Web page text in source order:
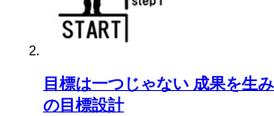
目標は一つじゃない 成果を生
の目標設計